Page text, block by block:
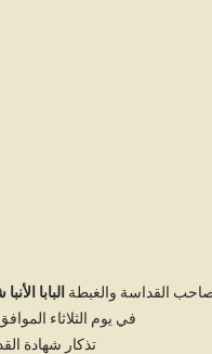
القداسة والغبطة البابا
في يوم الثلاثاء الموافق 25/11/2003م - 15 هاتور
تذكار شهادة